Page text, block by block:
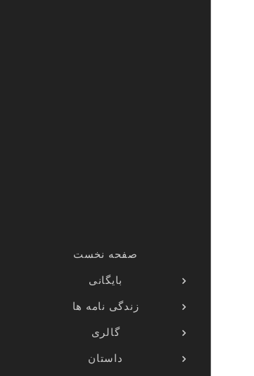
صفحه نخست
بایگانی
زندگی نامه ها
گالری
داستان